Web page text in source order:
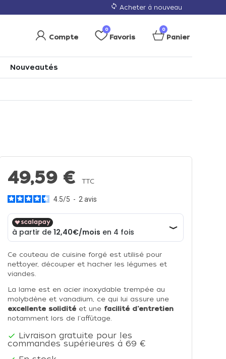
loop Acheter à nouveau
Compte
0
Favoris
0
Panier
Nouveautés
49,59 € TTC
4.5/5 - 2 avis
Ce couteau de cuisine forgé est utilisé pour
nettoyer, découper et hacher les légumes et
viandes.
La lame est en acier inoxydable trempée au
molybdène et vanadium, ce qui lui assure une
excellente soliditéet une facilité d'entretien
notamment lors de l'affûtage.
 Livraison gratuite pour les
commandes supérieures à 69 €